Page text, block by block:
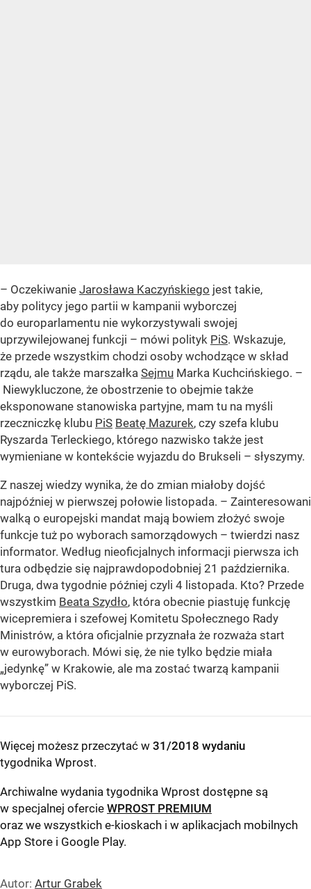
– Oczekiwanie Jarosława Kaczyńskiego jest takie,
aby politycy jego partii w kampanii wyborczej
do europarlamentu nie wykorzystywali swojej
uprzywilejowanej funkcji – mówi polityk PiS. Wskazuje,
że przede wszystkim chodzi osoby wchodzące w skład
rządu, ale także marszałka Sejmu Marka Kuchcińskiego. –
Niewykluczone, że obostrzenie to obejmie także
eksponowane stanowiska partyjne, mam tu na myśli
rzeczniczkę klubu PiS Beatę Mazurek, czy szefa klubu
Ryszarda Terleckiego, którego nazwisko także jest
wymieniane w kontekście wyjazdu do Brukseli – słyszymy.
Z naszej wiedzy wynika, że do zmian miałoby dojść
najpóźniej w pierwszej połowie listopada. – Zainteresowani
walką o europejski mandat mają bowiem złożyć swoje
funkcje tuż po wyborach samorządowych – twierdzi nasz
informator. Według nieoficjalnych informacji pierwsza ich
tura odbędzie się najprawdopodobniej 21 października.
Druga, dwa tygodnie później czyli 4 listopada. Kto? Przede
wszystkim Beata Szydło, która obecnie piastuję funkcję
wicepremiera i szefowej Komitetu Społecznego Rady
Ministrów, a która oficjalnie przyznała że rozważa start
w eurowyborach. Mówi się, że nie tylko będzie miała
„jedynkę” w Krakowie, ale ma zostać twarzą kampanii
wyborczej PiS.
Więcej możesz przeczytać w 31/2018 wydaniu
tygodnika Wprost.
Archiwalne wydania tygodnika Wprost dostępne są
w specjalnej ofercie WPROST PREMIUM
oraz we wszystkich e-kioskach i w aplikacjach mobilnych
App Store i Google Play.
Autor: Artur Grabek